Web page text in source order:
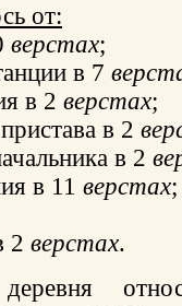
от:
верстах;
в 7
в 2 верстах;
в 2
в 2
в 11 верстах;
2 верстах.